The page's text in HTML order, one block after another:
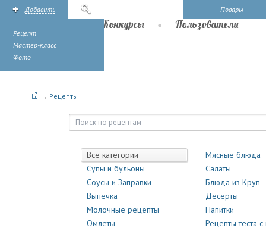
Повары
Добавить
Рецепт
Мастер-класс
Фото
Конкурсы Пользователи
→ Рецепты
Рецепты | Повары.ру
Все категории
Мясные блюда
Супы и бульоны
Салаты
Соусы и Заправки
Блюда из Круп
Выпечка
Десерты
Молочные рецепты
Напитки
Омлеты
Рецепты теста с